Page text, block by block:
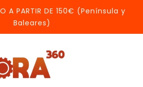
A PARTIR DE 150€ (Península y
Baleares)